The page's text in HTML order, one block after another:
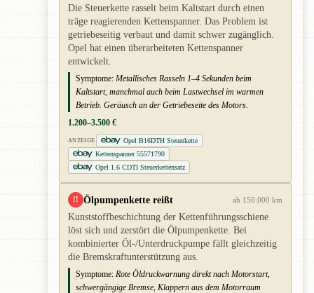
Die Steuerkette rasselt beim Kaltstart durch einen
träge reagierenden Kettenspanner. Das Problem ist
getriebeseitig verbaut und damit schwer zugänglich.
Opel hat einen überarbeiteten Kettenspanner
entwickelt.
Symptome: Metallisches Rasseln 1–4 Sekunden beim
Kaltstart, manchmal auch beim Lastwechsel im warmen
Betrieb. Geräusch an der Getriebeseite des Motors.
1.200–3.500 €
ANZEIGE
Opel B16DTH Steuerkette
Kettenspanner 55571790
Opel 1.6 CDTI Steuerkettensatz
!! Ölpumpenkette reißt ab 150.000 km
Kunststoffbeschichtung der Kettenführungsschiene
löst sich und zerstört die Ölpumpenkette. Bei
kombinierter Öl-/Unterdruckpumpe fällt gleichzeitig
die Bremskraftunterstützung aus.
Symptome: Rote Öldruckwarnung direkt nach Motorstart,
schwergängige Bremse, Klappern aus dem Motorraum